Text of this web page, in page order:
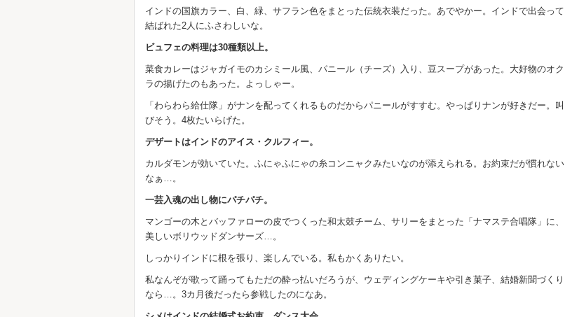
インドの国旗カラー、白、緑、サフラン色をまとった伝統衣装だった。あでやかー。インドで出会って
結ばれた2人にふさわしいな。
ビュフェの料理は30種類以上。
菜食カレーはジャガイモのカシミール風、パニール（チーズ）入り、豆スープがあった。大好物のオク
ラの揚げたのもあった。よっしゃー。
「わらわら給仕隊」がナンを配ってくれるものだからパニールがすすむ。やっぱりナンが好きだー。叫
びそう。4枚たいらげた。
デザートはインドのアイス・クルフィー。
カルダモンが効いていた。ふにゃふにゃの糸コンニャクみたいなのが添えられる。お約束だが慣れない
なぁ…。
一芸入魂の出し物にパチパチ。
マンゴーの木とバッファローの皮でつくった和太鼓チーム、サリーをまとった「ナマステ合唱隊」に、
美しいボリウッドダンサーズ…。
しっかりインドに根を張り、楽しんでいる。私もかくありたい。
私なんぞが歌って踊ってもただの酔っ払いだろうが、ウェディングケーキや引き菓子、結婚新聞づくり
なら…。3カ月後だったら参戦したのになあ。